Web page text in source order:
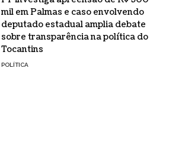
mil em Palmas e caso envolvendo
deputado estadual amplia debate
sobre transparência na política do
Tocantins
POLÍTICA